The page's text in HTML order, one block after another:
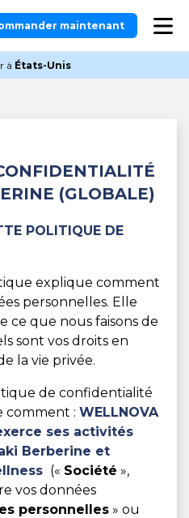
maintenant
à États-Unis
(GLOBALE)
POLITIQUE DE
explique comment
personnelles. Elle
ce que nous faisons de
sont vos droits en
la vie privée.
de confidentialité
comment : WELLNOVA
ses activités
Berberine et
(« Société »,
vos données
personnelles » ou